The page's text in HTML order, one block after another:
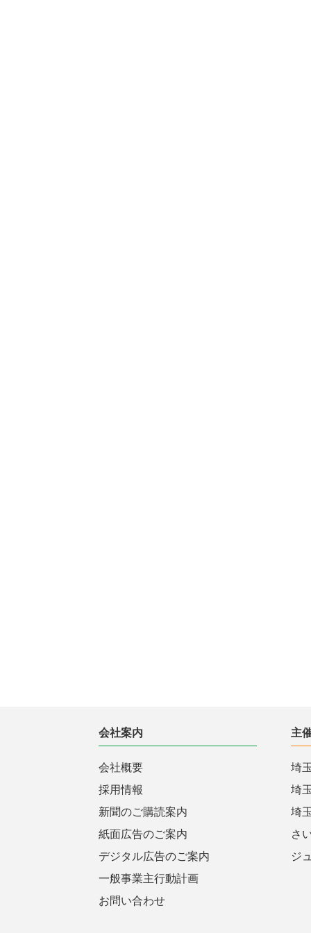
会社案内
会社概要
採用情報
新聞のご購読案内
紙面広告のご案内
デジタル広告のご案内
一般事業主行動計画
お問い合わせ
主
埼
埼
埼
さ
ジ